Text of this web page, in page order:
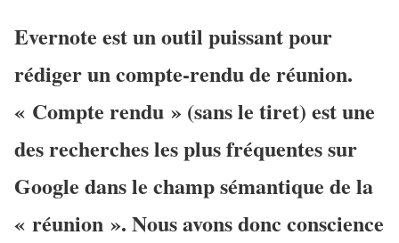
Evernote est un outil puissant pour
rédiger un compte-rendu de réunion.
« Compte rendu » (sans le tiret) est une
des recherches les plus fréquentes sur
Google dans le champ sémantique de la
« réunion ». Nous avons donc conscience